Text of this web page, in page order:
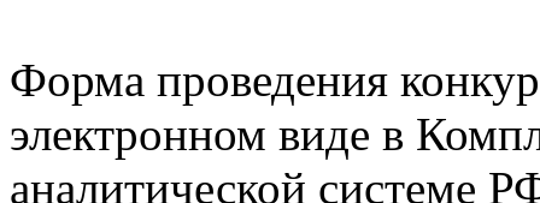
Форма проведения
электронном виде в
аналитической